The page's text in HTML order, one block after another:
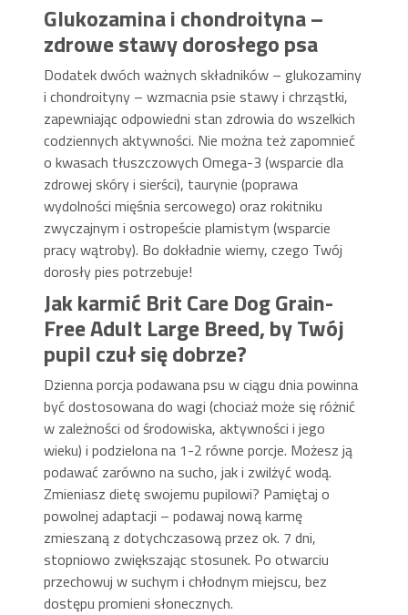
Glukozamina i chondroityna –
zdrowe stawy dorosłego psa
Dodatek dwóch ważnych składników – glukozaminy
i chondroityny – wzmacnia psie stawy i chrząstki,
zapewniając odpowiedni stan zdrowia do wszelkich
codziennych aktywności. Nie można też zapomnieć
o kwasach tłuszczowych Omega-3 (wsparcie dla
zdrowej skóry i sierści), taurynie (poprawa
wydolności mięśnia sercowego) oraz rokitniku
zwyczajnym i ostropeście plamistym (wsparcie
pracy wątroby). Bo dokładnie wiemy, czego Twój
dorosły pies potrzebuje!
Jak karmić Brit Care Dog Grain-
Free Adult Large Breed, by Twój
pupil czuł się dobrze?
Dzienna porcja podawana psu w ciągu dnia powinna
być dostosowana do wagi (chociaż może się różnić
w zależności od środowiska, aktywności i jego
wieku) i podzielona na 1-2 równe porcje. Możesz ją
podawać zarówno na sucho, jak i zwilżyć wodą.
Zmieniasz dietę swojemu pupilowi? Pamiętaj o
powolnej adaptacji – podawaj nową karmę
zmieszaną z dotychczasową przez ok. 7 dni,
stopniowo zwiększając stosunek. Po otwarciu
przechowuj w suchym i chłodnym miejscu, bez
dostępu promieni słonecznych.